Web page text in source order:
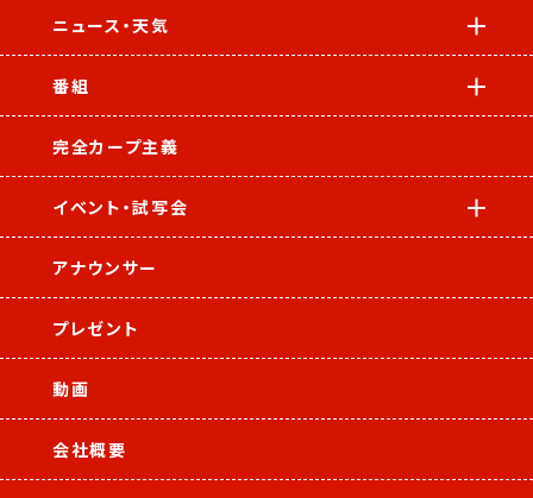
ニュース・天気
番組
完全カープ主義
イベント・試写会
アナウンサー
プレゼント
動画
会社概要